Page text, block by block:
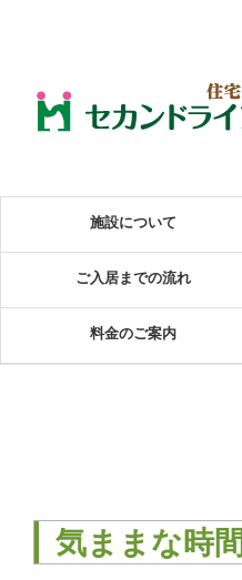
施設について
ご入居までの流れ
料金のご案内
気ままな時間